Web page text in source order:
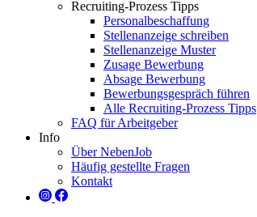
Recruiting-Prozess Tipps
Personalbeschaffung
Stellenanzeige schreiben
Stellenanzeige Muster
Zusage Bewerbung
Absage Bewerbung
Bewerbungsgespräch führen
Alle Recruiting-Prozess Tipps
FAQ für Arbeitgeber
Info
Über NebenJob
Häufig gestellte Fragen
Kontakt